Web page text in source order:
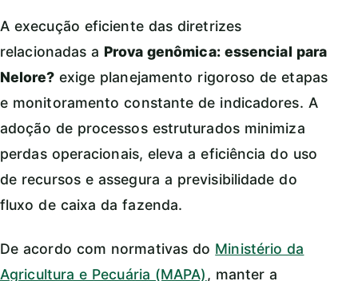
A execução eficiente das diretrizes
relacionadas a Prova genômica: essencial para
Nelore?exige planejamento rigoroso de etapas
e monitoramento constante de indicadores. A
adoção de processos estruturados minimiza
perdas operacionais, eleva a eficiência do uso
de recursos e assegura a previsibilidade do
fluxo de caixa da fazenda.
De acordo com normativas do Ministério da
Agricultura e Pecuária (MAPA), manter a